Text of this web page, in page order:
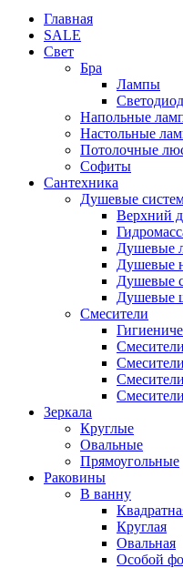
Главная
SALE
Свет
Бра
Лампы
Напольные
Настольные
Потолочные
Софиты
Сантехника
Душевые
Верхний
Душевые
Душевые
Душевые
Душевые
Смесители
Зеркала
Круглые
Овальные
Прямоугольные
Раковины
В ванну
Круглая
Овальная
Особой